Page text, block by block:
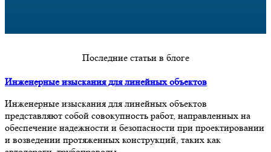
Последние статьи в блоге
Инженерные изыскания для линейных объектов
Инженерные изыскания для линейных объектов
представляют собой совокупность работ, направленных на
обеспечение надежности и безопасности при проектировании
и возведении протяженных конструкций, таких как